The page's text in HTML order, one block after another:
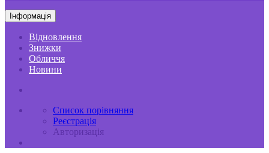
Інформація
Відновлення
Знижки
Обличчя
Новини
Список порівняння
Реєстрація
Авторизація